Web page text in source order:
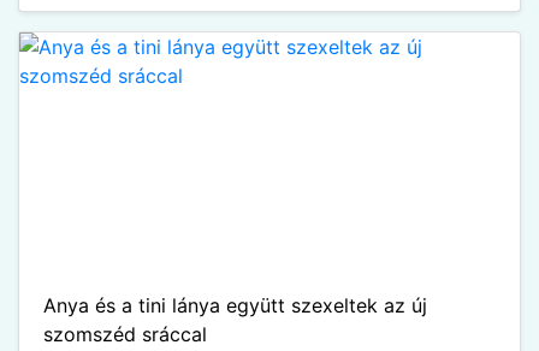
Anya és a tini lánya együtt szexeltek az új
szomszéd sráccal